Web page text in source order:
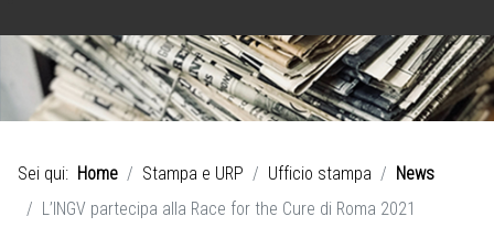
Sei qui: Home Stampa e URP Ufficio stampa
News
L’INGV partecipa alla Race for the Cure di Roma 2021